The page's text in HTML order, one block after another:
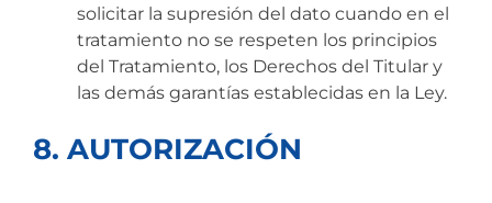
solicitar la supresión del dato cuando en el
tratamiento no se respeten los principios
del Tratamiento, los Derechos del Titular y
las demás garantías establecidas en la Ley.
8. AUTORIZACIÓN